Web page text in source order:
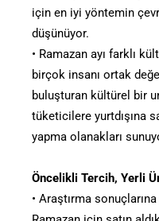
için en iyi yöntemin
düşünüyor.
• Ramazan ayı farklı
birçok insanı ortak
buluşturan kültürel bir
tüketicilere yurtdışına
yapma olanakları
Öncelikli Tercih, Yerli
• Araştırma